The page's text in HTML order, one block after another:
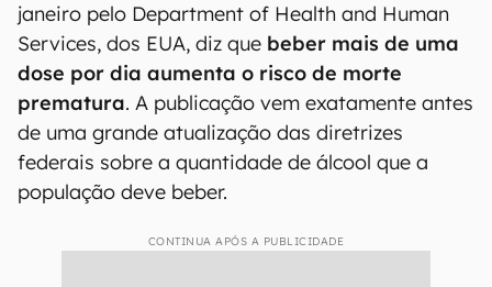
janeiro pelo Department of Health and Human
Services, dos EUA, diz que beber mais de uma
dose por dia aumenta o risco de morte
prematura. A publicação vem exatamente antes
de uma grande atualização das diretrizes
federais sobre a quantidade de álcool que a
população deve beber.
CONTINUA APÓS A PUBLICIDADE